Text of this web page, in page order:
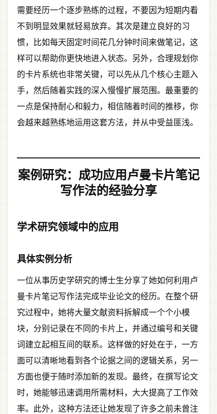
需要经历一个逐步熟练的过程，不要因为短期内看
不到明显效果就轻易放弃。其次是建立良好的习
惯，比如每天固定时间花几分钟时间来做笔记，这
样可以帮助你更快地进入状态。另外，合理规划你
的卡片系统也非常关键，可以先从几个核心主题入
手，然后随着实践的深入慢慢扩展范围。最重要的
一点是保持耐心和毅力，相信随着时间的推移，你
会越来越熟练地运用这套方法，并从中受益匪浅。
案例研究：成功应用卢曼卡片笔记
写作法的经验分享
学术研究领域中的应用
具体实例分析
一位从事历史学研究的博士生分享了她如何利用卢
曼卡片笔记写作法完成毕业论文的经历。在整个研
究过程中，她将大量文献资料拆解成一个个小模
块，分别记录在不同的卡片上，并通过编号和关键
词建立起相互间的联系。这样做的好处在于，一方
面可以清晰地看到各个论据之间的逻辑关系，另一
方面也便于随时添加新的发现。最终，在撰写论文
时，她能够迅速调用所需材料，大大提高了工作效
率。此外，这种方法还让她发现了许多之前未曾注